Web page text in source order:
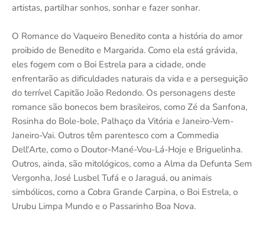
artistas, partilhar sonhos, sonhar e fazer sonhar.
O Romance do Vaqueiro Benedito conta a história do amor
proibido de Benedito e Margarida. Como ela está grávida,
eles fogem com o Boi Estrela para a cidade, onde
enfrentarão as dificuldades naturais da vida e a perseguição
do terrível Capitão João Redondo. Os personagens deste
romance são bonecos bem brasileiros, como Zé da Sanfona,
Rosinha do Bole-bole, Palhaço da Vitória e Janeiro-Vem-
Janeiro-Vai. Outros têm parentesco com a Commedia
Dell'Arte, como o Doutor-Mané-Vou-Lá-Hoje e Briguelinha.
Outros, ainda, são mitológicos, como a Alma da Defunta Sem
Vergonha, José Lusbel Tufá e o Jaraguá, ou animais
simbólicos, como a Cobra Grande Carpina, o Boi Estrela, o
Urubu Limpa Mundo e o Passarinho Boa Nova.